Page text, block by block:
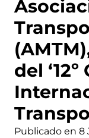
del
Publicado en 8